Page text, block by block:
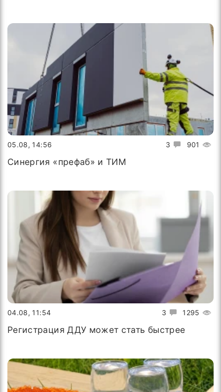
3 901
05.08, 14:56
Синергия «префаб» и ТИМ
3 1295
04.08, 11:54
Регистрация ДДУ может стать быстрее